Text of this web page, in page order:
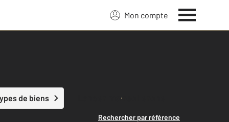
Mon compte
de biens Lancer ma recherche
Rechercher par référence